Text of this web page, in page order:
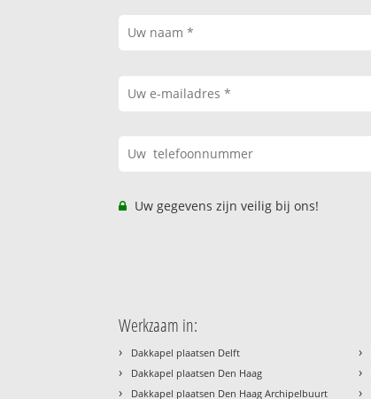
Uw gegevens zijn veilig bij ons!
Werkzaam in:
› Dakkapel plaatsen Delft
› Dakkapel plaatsen Den Haag
› Dakkapel plaatsen Den Haag Archipelbuurt
›
›
›